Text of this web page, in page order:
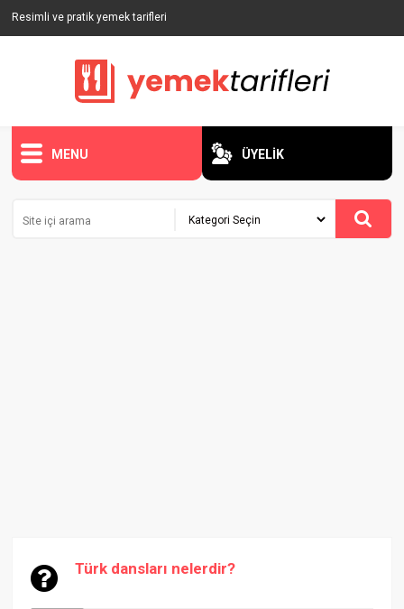
Resimli ve pratik yemek tarifleri
MENU ÜYELİK
Türk dansları nelerdir?